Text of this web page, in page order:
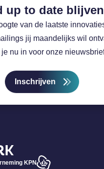
up to date
van de laatste
jij maandelijks wil
nu in voor onze
Inschrijven
KPN